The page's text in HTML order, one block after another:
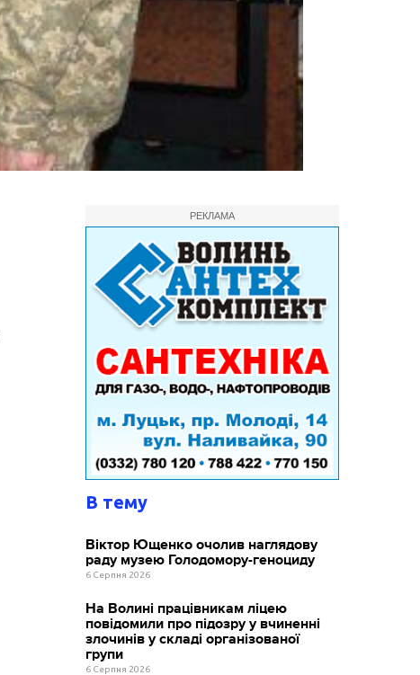
РЕКЛАМА
В тему
Віктор Ющенко очолив наглядову
раду музею Голодомору-геноциду
6 Серпня 2026
На Волині працівникам ліцею
повідомили про підозру у вчиненні
злочинів у складі організованої
групи
6 Серпня 2026